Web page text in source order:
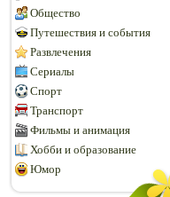
Общество
Путешествия и события
Развлечения
Сериалы
Спорт
Транспорт
Фильмы и анимация
Хобби и образование
Юмор